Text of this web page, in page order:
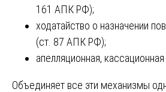
161 АПК РФ);
ходатайство о назначении
(ст. 87 АПК РФ);
апелляционная,
Объединяет все эти механизмы